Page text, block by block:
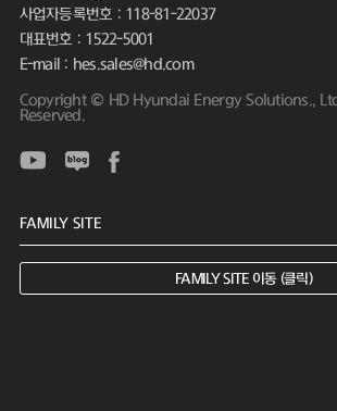
사업자등록번호 : 118-81-22037
대표번호 : 1522-5001
E-mail : hes.sales@hd.com
Copyright © HD Hyundai Energy Solutions.,
Reserved.
FAMILY SITE 이동 (클릭)